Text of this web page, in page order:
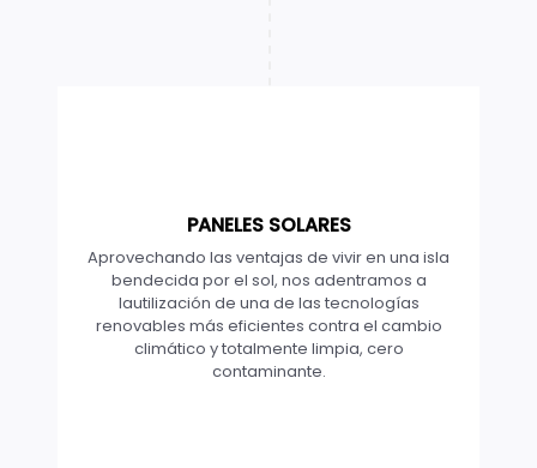
PANELES SOLARES
Aprovechando las ventajas de vivir en una isla
bendecida por el sol, nos adentramos a
lautilización de una de las tecnologías
renovables más eficientes contra el cambio
climático y totalmente limpia, cero
contaminante.